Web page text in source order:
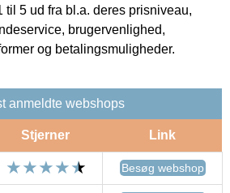
til 5 ud fra bl.a. deres prisniveau,
brugervenlighed,
og betalingsmuligheder.
anmeldte webshops
Stjerner Link
Besøg webshop